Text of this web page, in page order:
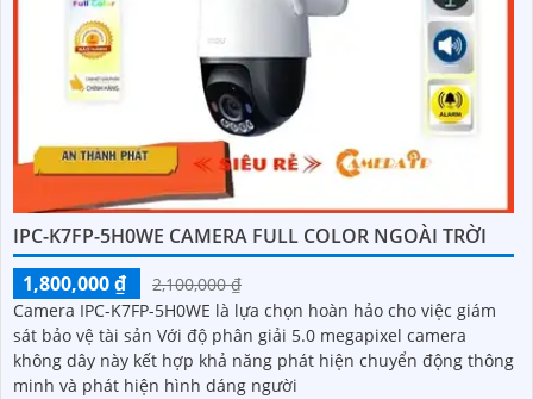
IPC-K7FP-5H0WE CAMERA FULL COLOR NGOÀI TRỜI
1,800,000 ₫
2,100,000 ₫
Camera IPC-K7FP-5H0WE là lựa chọn hoàn hảo cho việc giám
sát bảo vệ tài sản Với độ phân giải 5.0 megapixel camera
không dây này kết hợp khả năng phát hiện chuyển động thông
minh và phát hiện hình dáng người